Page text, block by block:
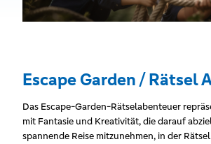
Escape Garden / Rätsel
Das Escape-Garden-Rätselabenteuer
mit Fantasie und Kreativität, die darauf
spannende Reise mitzunehmen, in der